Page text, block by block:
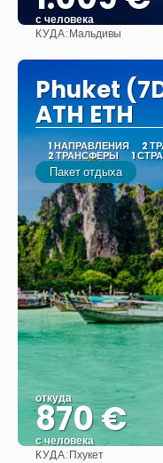
с человека
КУДА:Мальдивы
Phuket
ATH ETH
1 НАПРАВЛЕНИЯ 2
2 ТРАНСФЕРЫ 1
Пакет отдыха
откуда
870 €
с человека
КУДА:Пхукет